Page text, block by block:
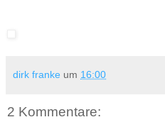
dirk franke um 16:00
2 Kommentare: